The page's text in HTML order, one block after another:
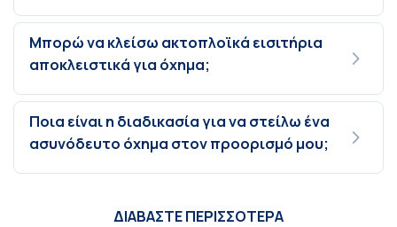
Μπορώ να κλείσω ακτοπλοϊκά εισιτήρια
αποκλειστικά για όχημα;
Ποια είναι η διαδικασία για να στείλω ένα
ασυνόδευτο όχημα στον προορισμό μου;
ΔΙΑΒΑΣΤΕ ΠΕΡΙΣΣΟΤΕΡΑ